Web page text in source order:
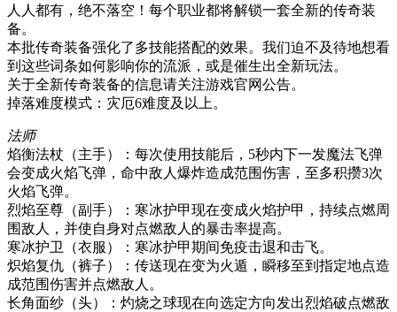
人人都有，绝不落空！每个职业都将解锁一套全新的传奇装
备。
本批传奇装备强化了多技能搭配的效果。我们迫不及待地想看
到这些词条如何影响你的流派，或是催生出全新玩法。
关于全新传奇装备的信息请关注游戏官网公告。
掉落难度模式：灾厄6难度及以上。
法师
焰衡法杖（主手）：每次使用技能后，5秒内下一发魔法飞弹
会变成火焰飞弹，命中敌人爆炸造成范围伤害，至多积攒3次
火焰飞弹。
烈焰至尊（副手）：寒冰护甲现在变成火焰护甲，持续点燃周
围敌人，并使自身对点燃敌人的暴击率提高。
寒冰护卫（衣服）：寒冰护甲期间免疫击退和击飞。
炽焰复仇（裤子）：传送现在变为火遁，瞬移至到指定地点造
成范围伤害并点燃敌人。
长角面纱（头）：灼烧之球现在向选定方向发出烈焰破点燃敌